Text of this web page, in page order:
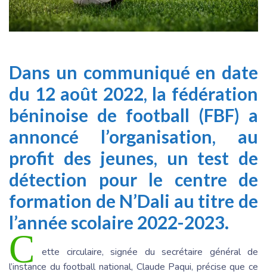
Dans un communiqué en date
du 12 août 2022, la fédération
béninoise de football (FBF) a
annoncé l’organisation, au
profit des jeunes, un test de
détection pour le centre de
formation de N’Dali au titre de
l’année scolaire 2022-2023.
C
ette circulaire, signée du secrétaire général de
l’instance du football national, Claude Paqui, précise que ce